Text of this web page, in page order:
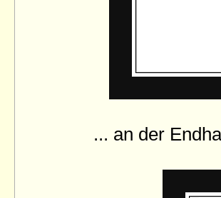
... an der